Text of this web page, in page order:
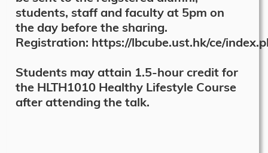
students, staff and faculty at 5pm on
the day before the sharing.
Registration: https://lbcube.ust.hk/ce/
Students may attain 1.5-hour credit for
the HLTH1010 Healthy Lifestyle Course
after attending the talk.